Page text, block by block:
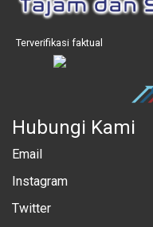
Terverifikasi faktual
Hubungi Kami
Email
Instagram
Twitter